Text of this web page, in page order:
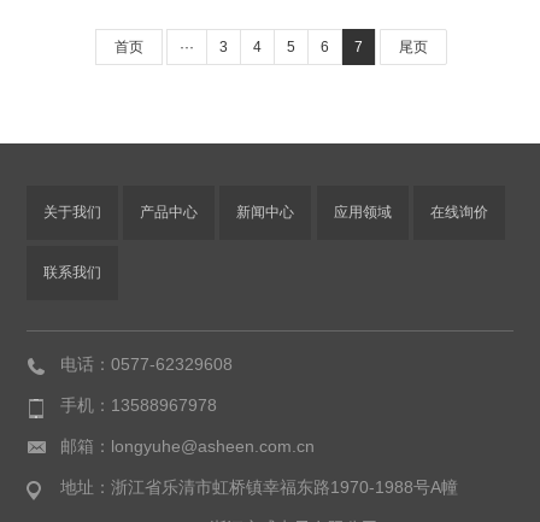
首页 ··· 3 4 5 6 7 尾页
关于我们 产品中心 新闻中心 应用领域 在线询价
联系我们
电话：0577-62329608
手机：13588967978
邮箱：longyuhe@asheen.com.cn
地址：浙江省乐清市虹桥镇幸福东路1970-1988号A幢